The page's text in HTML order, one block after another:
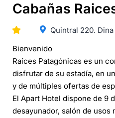
Cabañas
Quintral 220.
Bienvenido
Raíces Patagónicas es un
disfrutar de su estadía, en
y de múltiples ofertas de
El Apart Hotel dispone de 9
desayunador, salón de